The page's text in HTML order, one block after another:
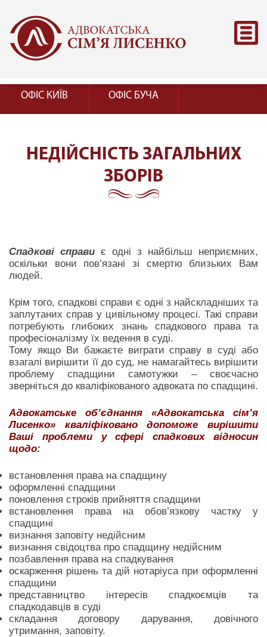
ОФІС КИЇВ ОФІС БУЧА
НЕДІЙСНІСТЬ ЗАГАЛЬНИХ
ЗБОРІВ
Спадкові справи є одні з найбільш неприємних,
оскільки вони пов’язані зі смертю близьких Вам
людей.
Крім того, спадкові справи є одні з найскладніших та
заплутаних справ у цивільному процесі. Такі справи
потребують глибоких знань спадкового права та
професіоналізму їх ведення в суді.
Тому якщо Ви бажаєте виграти справу в суді або
взагалі вирішити її до суд, не намагайтесь вирішити
проблему спадщини самотужки – своєчасно
зверніться до кваліфікованого адвоката по спадщині.
Адвокатське об’єднання «Адвокатська сім’я
Лисенко» кваліфіковано допоможе вирішити
Ваші проблеми у сфері спадкових відносин
щодо:
встановлення права на спадщину
оформленні спадщини
поновлення строків прийняття спадщини
встановлення права на обов’язкову частку у
спадщині
визнання заповіту недійсним
визнання свідоцтва про спадщину недійсним
позбавлення права на спадкування
оскарження рішень та дій нотаріуса при оформленні
спадщини
представництво інтересів спадкоємців та
спадкодавців в суді
складання договору дарування, довічного
утримання, заповіту.